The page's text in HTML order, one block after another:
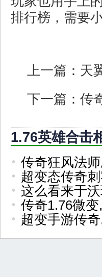
排行榜，需要
上一篇： 天
下一篇： 传
1.76英雄合击
传奇狂风法
超变态传奇
这么看来于
传奇1.76微
超变手游传